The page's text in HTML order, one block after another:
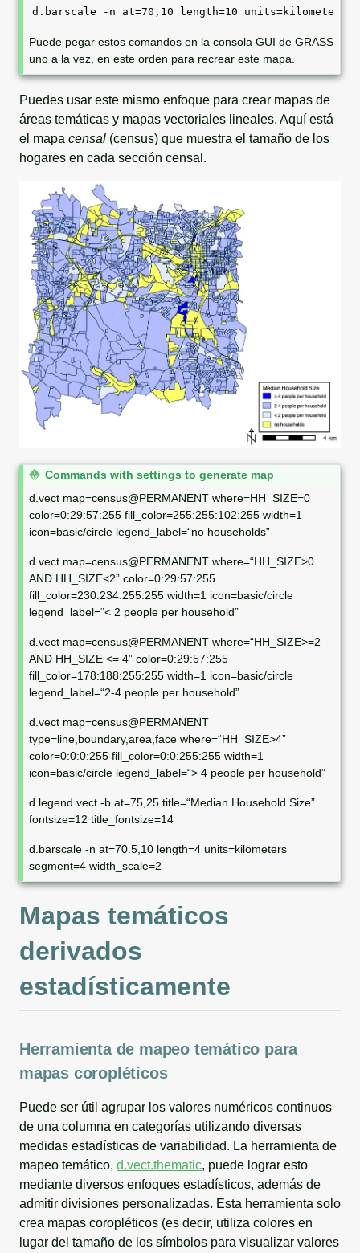
d.barscale -n at=70,10 length=10 units=kilometers
Puede pegar estos comandos en la consola GUI de GRASS
uno a la vez, en este orden para recrear este mapa.
Puedes usar este mismo enfoque para crear mapas de
áreas temáticas y mapas vectoriales lineales. Aquí está
el mapa censal (census) que muestra el tamaño de los
hogares en cada sección censal.
N
Commands with settings to generate map
d.vect map=census@PERMANENT where=HH_SIZE=0
color=0:29:57:255 fill_color=255:255:102:255 width=1
icon=basic/circle legend_label=“no households”
d.vect map=census@PERMANENT where=“HH_SIZE>0
AND HH_SIZE<2” color=0:29:57:255
fill_color=230:234:255:255 width=1 icon=basic/circle
legend_label=“< 2 people per household”
d.vect map=census@PERMANENT where=“HH_SIZE>=2
AND HH_SIZE <= 4” color=0:29:57:255
fill_color=178:188:255:255 width=1 icon=basic/circle
legend_label=“2-4 people per household”
d.vect map=census@PERMANENT
type=line,boundary,area,face where=“HH_SIZE>4”
color=0:0:0:255 fill_color=0:0:255:255 width=1
icon=basic/circle legend_label=“> 4 people per household”
d.legend.vect -b at=75,25 title=“Median Household Size”
fontsize=12 title_fontsize=14
d.barscale -n at=70.5,10 length=4 units=kilometers
segment=4 width_scale=2
Mapas temáticos
derivados
estadísticamente
Herramienta de mapeo temático para
mapas coropléticos
Puede ser útil agrupar los valores numéricos continuos
de una columna en categorías utilizando diversas
medidas estadísticas de variabilidad. La herramienta de
mapeo temático, d.vect.thematic, puede lograr esto
mediante diversos enfoques estadísticos, además de
admitir divisiones personalizadas. Esta herramienta solo
crea mapas coropléticos (es decir, utiliza colores en
lugar del tamaño de los símbolos para visualizar valores